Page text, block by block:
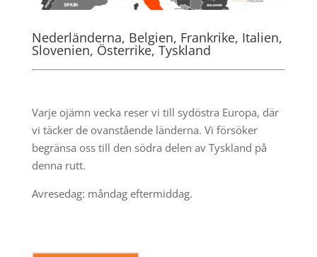
Nederländerna, Belgien, Frankrike, Italien,
Slovenien, Österrike, Tyskland
Varje ojämn vecka reser vi till sydöstra Europa, där
vi täcker de ovanstående länderna. Vi försöker
begränsa oss till den södra delen av Tyskland på
denna rutt.
Avresedag: måndag eftermiddag.